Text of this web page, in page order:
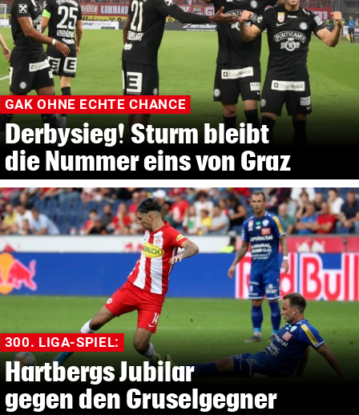
GAK OHNE ECHTE CHANCE
Derbysieg! Sturm bleibt
die Nummer eins von Graz
300. LIGA-SPIEL:
Hartbergs Jubilar
gegen den Gruselgegner